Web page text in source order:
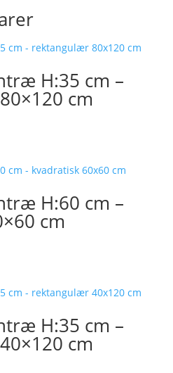
H:35 cm –
cm
H:60 cm –
cm
H:35 cm –
cm